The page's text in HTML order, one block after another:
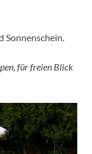
Sonnenschein.
für freien Blick